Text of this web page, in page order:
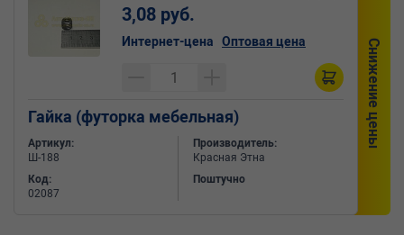
Снижение цены
Гайка (футорка мебельная)
Артикул:
Ш-188
Код:
02087
Производитель:
Красная Этна
Поштучно
3,08 руб.
Интернет-цена Оптовая цена